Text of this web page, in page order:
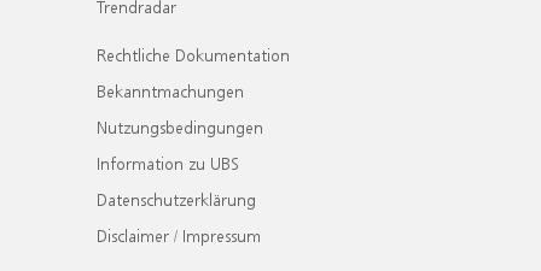
Trendradar
Rechtliche Dokumentation
Bekanntmachungen
Nutzungsbedingungen
Information zu UBS
Datenschutzerklärung
Disclaimer / Impressum